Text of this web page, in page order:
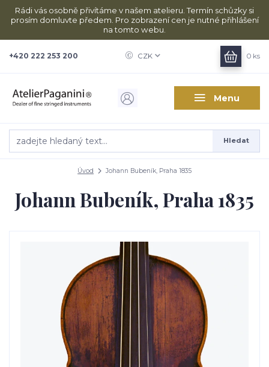
Rádi vás osobně přivítáme v našem atelieru. Termín schůzky si
prosím domluvte předem. Pro zobrazení cen je nutné přihlášení
na tomto webu.
Menu
CZK
Hledat
+420 222 253 200 0 ks
Úvod Johann Bubeník, Praha 1835
Johann Bubeník, Praha 1835